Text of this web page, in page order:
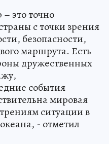
это точно
с точки зрения
безопасности,
маршрута. Есть
дружественных
события
мировая
ситуации в
- отметил